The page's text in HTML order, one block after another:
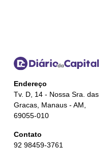
Endereço
Tv. D, 14 - Nossa Sra. das
Gracas, Manaus - AM,
69055-010
Contato
92 98459-3761